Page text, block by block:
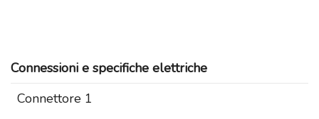
Connessioni e specifiche elettriche
Connettore 1